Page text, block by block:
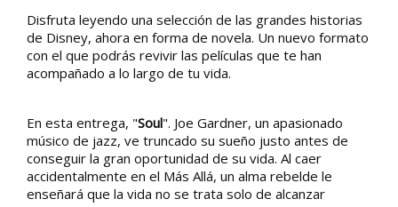
Disfruta leyendo una selección de las grandes historias
de Disney, ahora en forma de novela. Un nuevo formato
con el que podrás revivir las películas que te han
acompañado a lo largo de tu vida.
En esta entrega, "Soul". Joe Gardner, un apasionado
músico de jazz, ve truncado su sueño justo antes de
conseguir la gran oportunidad de su vida. Al caer
accidentalmente en el Más Allá, un alma rebelde le
enseñará que la vida no se trata solo de alcanzar